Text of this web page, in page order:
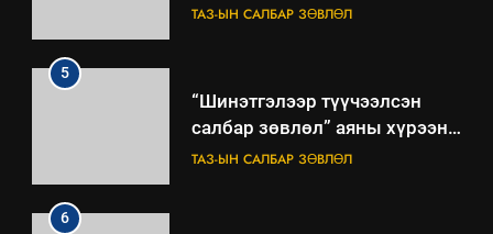
зөвлөлийн 2025 оны үйл
ТАЗ-ЫН САЛБАР ЗӨВЛӨЛ
5
“Шинэтгэлээр түүчээлсэн
салбар зөвлөл” аяны хүрээнд
зохион байгуулах арга
ТАЗ-ЫН САЛБАР ЗӨВЛӨЛ
6